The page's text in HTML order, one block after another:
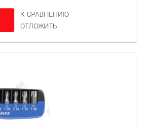
К СРАВНЕНИЮ
ОТЛОЖИТЬ